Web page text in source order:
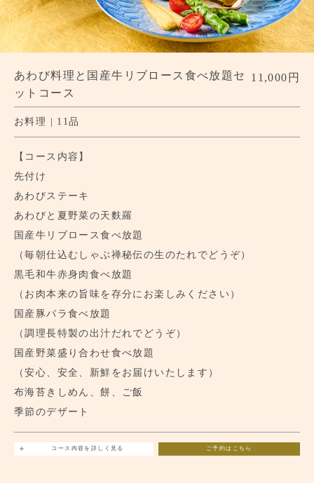
あわび料理と国産牛リブロース食べ放題セ
ットコース
11,000円
お料理 | 11品
【コース内容】
先付け
あわびステーキ
あわびと夏野菜の天麩羅
国産牛リブロース食べ放題
（毎朝仕込むしゃぶ禅秘伝の生のたれでどうぞ）
黒毛和牛赤身肉食べ放題
（お肉本来の旨味を存分にお楽しみください）
国産豚バラ食べ放題
（調理長特製の出汁だれでどうぞ）
国産野菜盛り合わせ食べ放題
（安心、安全、新鮮をお届けいたします）
布海苔きしめん、餅、ご飯
季節のデザート
コース内容を詳しく見る ご予約はこちら